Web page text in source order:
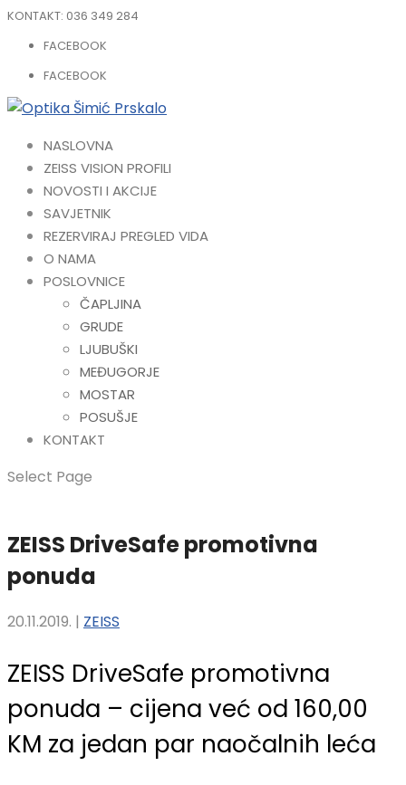
KONTAKT: 036 349 284
FACEBOOK
FACEBOOK
NASLOVNA
ZEISS VISION PROFILI
NOVOSTI I AKCIJE
SAVJETNIK
REZERVIRAJ PREGLED VIDA
O NAMA
POSLOVNICE
ČAPLJINA
GRUDE
LJUBUŠKI
MEĐUGORJE
MOSTAR
POSUŠJE
KONTAKT
Select Page
ZEISS DriveSafe promotivna
ponuda
20.11.2019. | ZEISS
ZEISS DriveSafe promotivna
ponuda – cijena već od 160,00
KM za jedan par naočalnih leća